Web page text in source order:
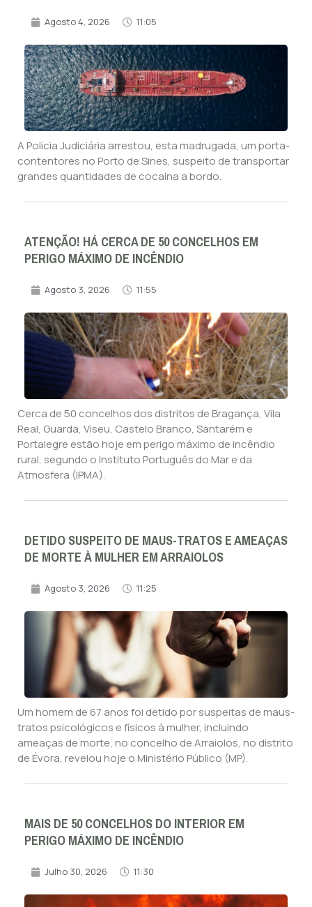
Agosto 4, 2026 11:05
A Polícia Judiciária arrestou, esta madrugada, um porta-
contentores no Porto de Sines, suspeito de transportar
grandes quantidades de cocaína a bordo.
ATENÇÃO! HÁ CERCA DE 50 CONCELHOS EM
PERIGO MÁXIMO DE INCÊNDIO
Agosto 3, 2026 11:55
Cerca de 50 concelhos dos distritos de Bragança, Vila
Real, Guarda, Viseu, Castelo Branco, Santarém e
Portalegre estão hoje em perigo máximo de incêndio
rural, segundo o Instituto Português do Mar e da
Atmosfera (IPMA).
DETIDO SUSPEITO DE MAUS-TRATOS E AMEAÇAS
DE MORTE À MULHER EM ARRAIOLOS
Agosto 3, 2026 11:25
Um homem de 67 anos foi detido por suspeitas de maus-
tratos psicológicos e físicos à mulher, incluindo
ameaças de morte, no concelho de Arraiolos, no distrito
de Évora, revelou hoje o Ministério Público (MP).
MAIS DE 50 CONCELHOS DO INTERIOR EM
PERIGO MÁXIMO DE INCÊNDIO
Julho 30, 2026 11:30